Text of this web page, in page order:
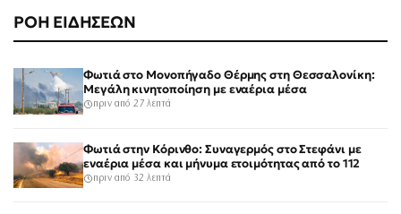
ΡΟΗ ΕΙΔΗΣΕΩΝ
Φωτιά στο Μονοπήγαδο Θέρμης στη Θεσσαλονίκη:
Μεγάλη κινητοποίηση με εναέρια μέσα
πριν από 27 λεπτά
Φωτιά στην Κόρινθο: Συναγερμός στο Στεφάνι με
εναέρια μέσα και μήνυμα ετοιμότητας από το 112
πριν από 32 λεπτά